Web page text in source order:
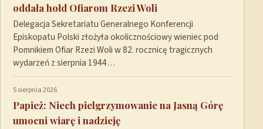
oddała hołd Ofiarom Rzezi Woli
Delegacja Sekretariatu Generalnego Konferencji
Episkopatu Polski złożyła okolicznościowy wieniec pod
Pomnikiem Ofiar Rzezi Woli w 82. rocznicę tragicznych
wydarzeń z sierpnia 1944…
5 sierpnia 2026
Papież: Niech pielgrzymowanie na Jasną Górę
umocni wiarę i nadzieję